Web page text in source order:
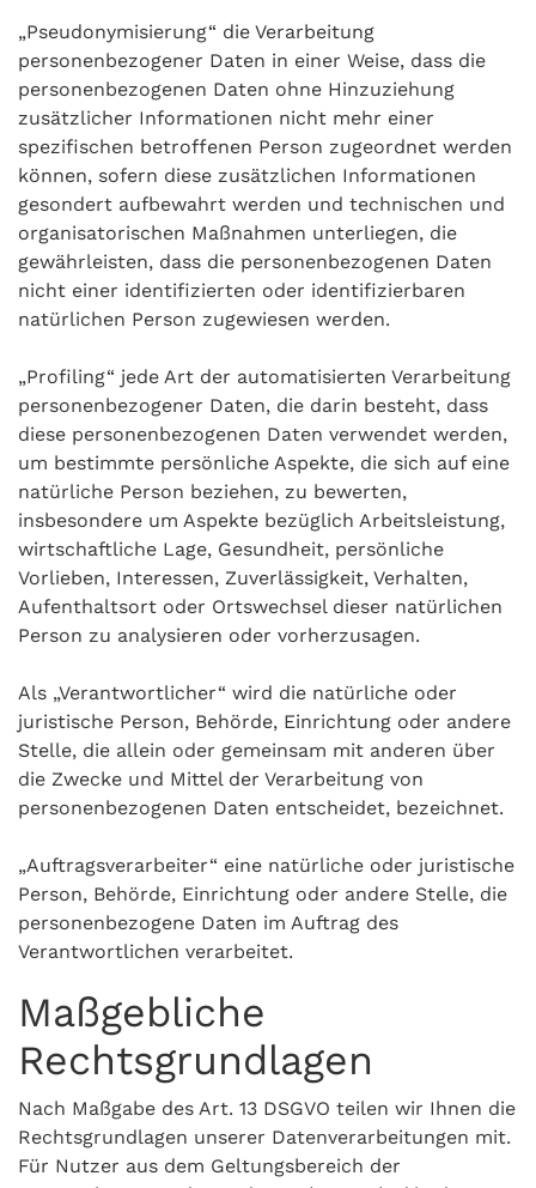
„Pseudonymisierung“ die Verarbeitung
personenbezogener Daten in einer Weise, dass die
personenbezogenen Daten ohne Hinzuziehung
zusätzlicher Informationen nicht mehr einer
spezifischen betroffenen Person zugeordnet werden
können, sofern diese zusätzlichen Informationen
gesondert aufbewahrt werden und technischen und
organisatorischen Maßnahmen unterliegen, die
gewährleisten, dass die personenbezogenen Daten
nicht einer identifizierten oder identifizierbaren
natürlichen Person zugewiesen werden.
„Profiling“ jede Art der automatisierten Verarbeitung
personenbezogener Daten, die darin besteht, dass
diese personenbezogenen Daten verwendet werden,
um bestimmte persönliche Aspekte, die sich auf eine
natürliche Person beziehen, zu bewerten,
insbesondere um Aspekte bezüglich Arbeitsleistung,
wirtschaftliche Lage, Gesundheit, persönliche
Vorlieben, Interessen, Zuverlässigkeit, Verhalten,
Aufenthaltsort oder Ortswechsel dieser natürlichen
Person zu analysieren oder vorherzusagen.
Als „Verantwortlicher“ wird die natürliche oder
juristische Person, Behörde, Einrichtung oder andere
Stelle, die allein oder gemeinsam mit anderen über
die Zwecke und Mittel der Verarbeitung von
personenbezogenen Daten entscheidet, bezeichnet.
„Auftragsverarbeiter“ eine natürliche oder juristische
Person, Behörde, Einrichtung oder andere Stelle, die
personenbezogene Daten im Auftrag des
Verantwortlichen verarbeitet.
Maßgebliche
Rechtsgrundlagen
Nach Maßgabe des Art. 13 DSGVO teilen wir Ihnen die
Rechtsgrundlagen unserer Datenverarbeitungen mit.
Für Nutzer aus dem Geltungsbereich der